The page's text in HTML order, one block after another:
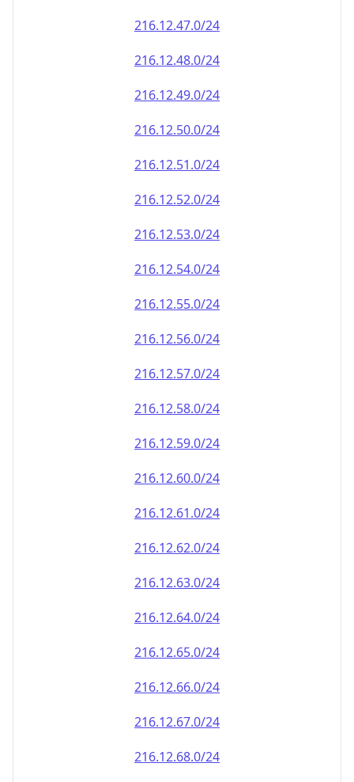
216.12.47.0/24
216.12.48.0/24
216.12.49.0/24
216.12.50.0/24
216.12.51.0/24
216.12.52.0/24
216.12.53.0/24
216.12.54.0/24
216.12.55.0/24
216.12.56.0/24
216.12.57.0/24
216.12.58.0/24
216.12.59.0/24
216.12.60.0/24
216.12.61.0/24
216.12.62.0/24
216.12.63.0/24
216.12.64.0/24
216.12.65.0/24
216.12.66.0/24
216.12.67.0/24
216.12.68.0/24